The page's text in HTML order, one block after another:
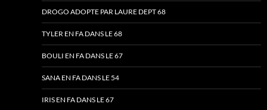
DROGO ADOPTE PAR LAURE DEPT 68
TYLER EN FA DANS LE 68
BOULI EN FA DANS LE 67
SANA EN FA DANS LE 54
IRIS EN FA DANS LE 67